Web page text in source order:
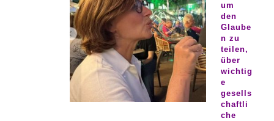
um
den
Glaube
n zu
teilen,
über
wichtig
e
gesells
chaftli
che